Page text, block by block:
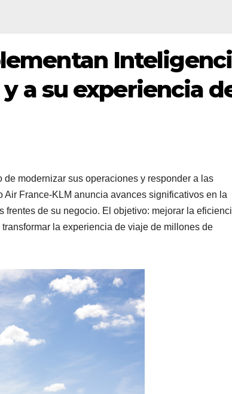
a su experiencia
modernizar sus operaciones y responder a las
France-KLM anuncia avances significativos en la
de su negocio. El objetivo: mejorar la
la experiencia de viaje de millones de